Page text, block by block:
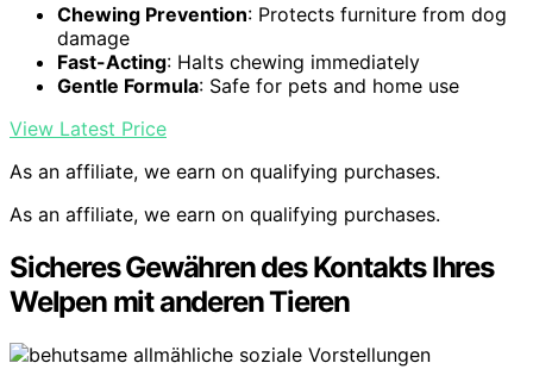
Chewing Prevention: Protects furniture from dog
damage
Fast-Acting: Halts chewing immediately
Gentle Formula: Safe for pets and home use
View Latest Price
As an affiliate, we earn on qualifying purchases.
As an affiliate, we earn on qualifying purchases.
Sicheres Gewähren des Kontakts Ihres
Welpen mit anderen Tieren